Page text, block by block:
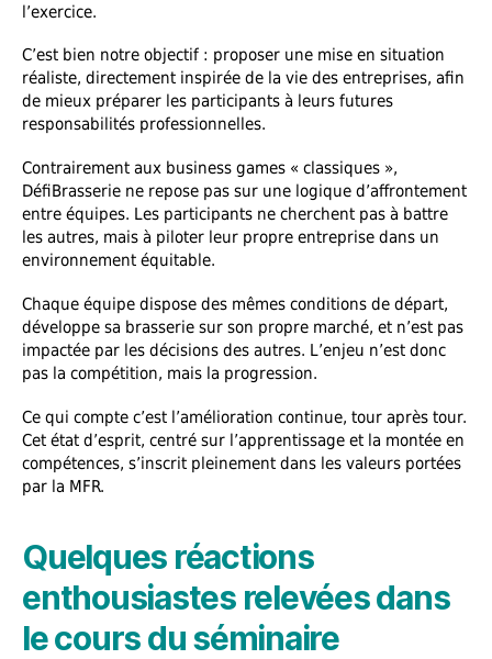
l’exercice.
C’est bien notre objectif : proposer une mise en situation
réaliste, directement inspirée de la vie des entreprises, afin
de mieux préparer les participants à leurs futures
responsabilités professionnelles.
Contrairement aux business games « classiques »,
DéfiBrasserie ne repose pas sur une logique d’affrontement
entre équipes. Les participants ne cherchent pas à battre
les autres, mais à piloter leur propre entreprise dans un
environnement équitable.
Chaque équipe dispose des mêmes conditions de départ,
développe sa brasserie sur son propre marché, et n’est pas
impactée par les décisions des autres. L’enjeu n’est donc
pas la compétition, mais la progression.
Ce qui compte c’est l’amélioration continue, tour après tour.
Cet état d’esprit, centré sur l’apprentissage et la montée en
compétences, s’inscrit pleinement dans les valeurs portées
par la MFR.
Quelques réactions
enthousiastes relevées dans
le cours du séminaire